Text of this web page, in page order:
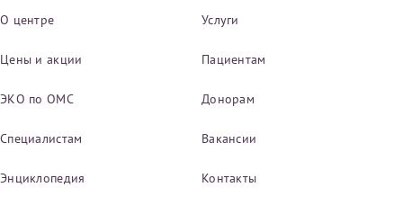
О центре Услуги
Цены и акции Пациентам
ЭКО по ОМС Донорам
Специалистам Вакансии
Энциклопедия Контакты